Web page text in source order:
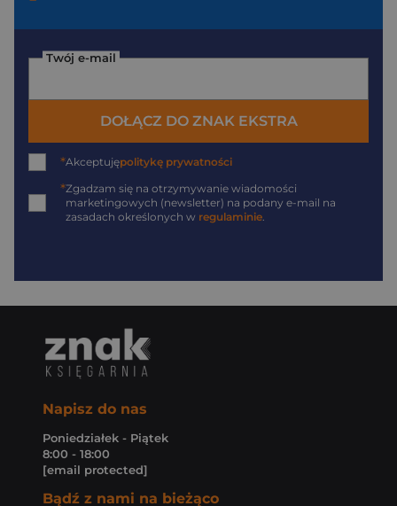
Twój e-mail
DOŁĄCZ DO ZNAK EKSTRA
*Akceptujępolitykę prywatności
*Zgadzam się na otrzymywanie wiadomości
marketingowych (newsletter) na podany e-mail na
zasadach określonych w regulaminie.
Napisz do nas
Poniedziałek - Piątek
8:00 - 18:00
[email protected]
Bądź z nami na bieżąco